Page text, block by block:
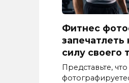
Фитнес
запечатлеть
силу своего
Представьте,